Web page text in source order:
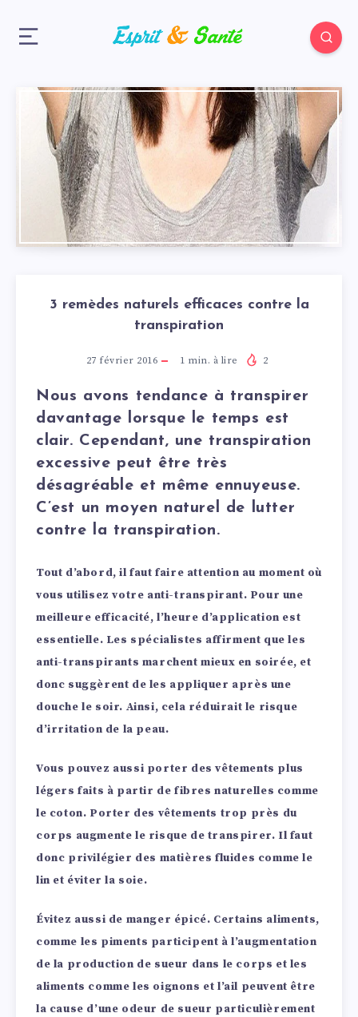
3 remèdes naturels efficaces contre la
transpiration
27 février 2016 1 min. à lire 2
Nous avons tendance à transpirer
davantage lorsque le temps est
clair. Cependant, une transpiration
excessive peut être très
désagréable et même ennuyeuse.
C’est un moyen naturel de lutter
contre la transpiration.
Tout d’abord, il faut faire attention au moment où
vous utilisez votre anti-transpirant. Pour une
meilleure efficacité, l’heure d’application est
essentielle. Les spécialistes affirment que les
anti-transpirants marchent mieux en soirée, et
donc suggèrent de les appliquer après une
douche le soir. Ainsi, cela réduirait le risque
d’irritation de la peau.
Vous pouvez aussi porter des vêtements plus
légers faits à partir de fibres naturelles comme
le coton. Porter des vêtements trop près du
corps augmente le risque de transpirer. Il faut
donc privilégier des matières fluides comme le
lin et éviter la soie.
Évitez aussi de manger épicé. Certains aliments,
comme les piments participent à l’augmentation
de la production de sueur dans le corps et les
aliments comme les oignons et l’ail peuvent être
la cause d’une odeur de sueur particulièrement